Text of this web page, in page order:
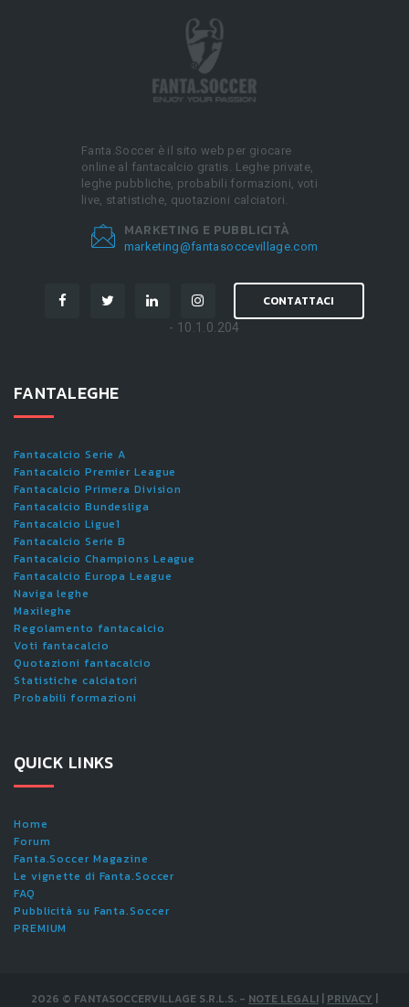
Fanta.Soccer è il sito web per giocare
online al fantacalcio gratis. Leghe private,
leghe pubbliche, probabili formazioni, voti
live, statistiche, quotazioni calciatori.
MARKETING E PUBBLICITÀ
marketing@fantasoccevillage.com
CONTATTACI
- 10.1.0.204
FANTALEGHE
Fantacalcio Serie A
Fantacalcio Premier League
Fantacalcio Primera Division
Fantacalcio Bundesliga
Fantacalcio Ligue1
Fantacalcio Serie B
Fantacalcio Champions League
Fantacalcio Europa League
Naviga leghe
Maxileghe
Regolamento fantacalcio
Voti fantacalcio
Quotazioni fantacalcio
Statistiche calciatori
Probabili formazioni
QUICK LINKS
Home
Forum
Fanta.Soccer Magazine
Le vignette di Fanta.Soccer
FAQ
Pubblicità su Fanta.Soccer
PREMIUM
2026 © FANTASOCCERVILLAGE S.R.L.S. - NOTE LEGALI | PRIVACY |